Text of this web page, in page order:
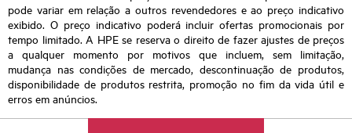
pode variar em relação a outros revendedores e ao preço indicativo
exibido. O preço indicativo poderá incluir ofertas promocionais por
tempo limitado. A HPE se reserva o direito de fazer ajustes de preços
a qualquer momento por motivos que incluem, sem limitação,
mudança nas condições de mercado, descontinuação de produtos,
disponibilidade de produtos restrita, promoção no fim da vida útil e
erros em anúncios.